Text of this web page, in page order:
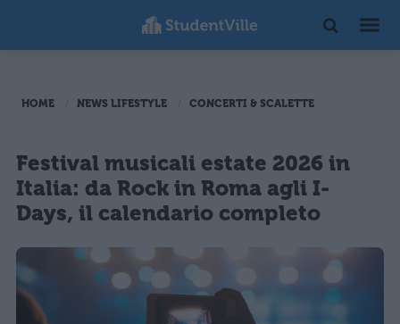
HOME NEWS LIFESTYLE CONCERTI & SCALETTE
Festival musicali estate 2026 in
Italia: da Rock in Roma agli I-
Days, il calendario completo